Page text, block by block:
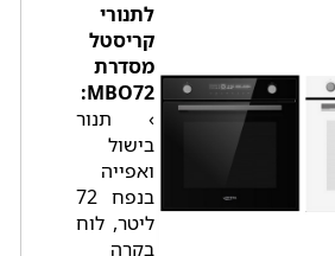
לתנורי
קריסטל
מסדרת
MBO72:
› תנור
בישול
ואפייה
בנפח 72
ליטר, לוח
בקרה